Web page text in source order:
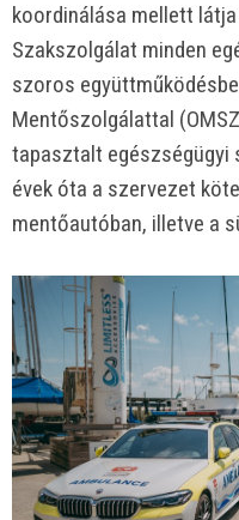
koordinálása mellett
Szakszolgálat minden
szoros
Mentőszolgálattal
tapasztalt egészségügyi
évek óta a szervezet
mentőautóban, illetve a